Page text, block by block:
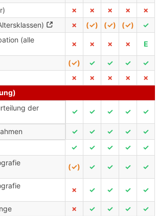
✗ ✗ ✗ ✗
✗
✗ (✓) (✓) (✓)
✓
(alle
✗ ✗ ✗ ✗ E
(✓) ✓ ✓ ✓
✓
✗ ✗ ✗ ✗
✗
der
✓ ✓ ✓ ✓ ✓
✓ ✓ ✓ ✓
✓
✓ ✓ ✓ ✓
✓
(✓) ✓ ✓ ✓ ✓
✗ ✓ ✓ ✓ ✓
✗ ✓ ✓ ✓
✓